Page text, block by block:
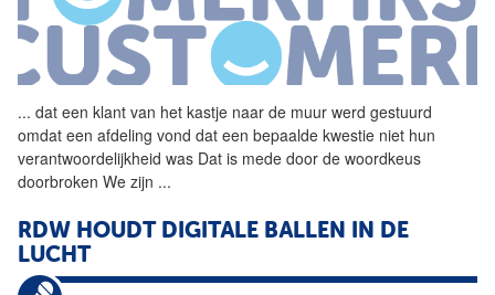
... dat een klant van het kastje naar de muur werd gestuurd
omdat een afdeling vond dat een bepaalde kwestie niet hun
verantwoordelijkheid was Dat is mede door de woordkeus
doorbroken We zijn ...
RDW HOUDT DIGITALE BALLEN IN DE
LUCHT